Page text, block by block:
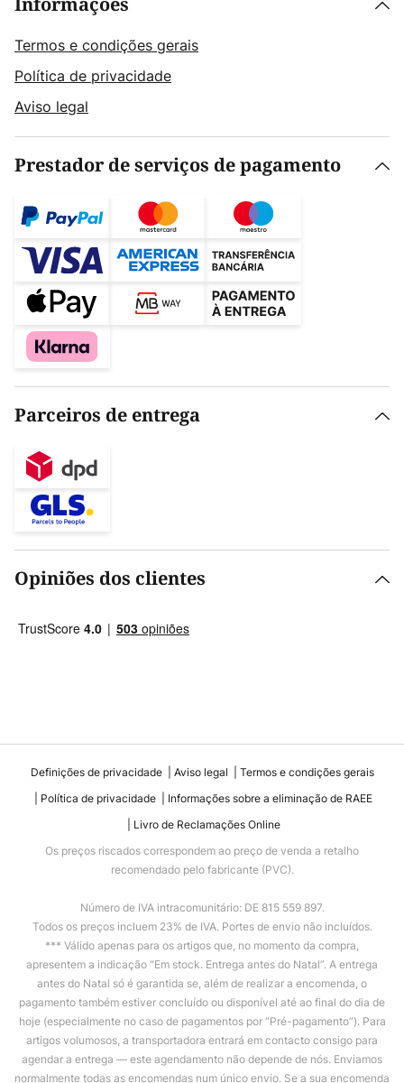
Termos e condições gerais
Política de privacidade
Aviso legal
Prestador de serviços de pagamento
Parceiros de entrega
Opiniões dos clientes
Definições de privacidade Aviso legal
Termos e condições gerais
Política de privacidade
Informações sobre a eliminação de RAEE
Livro de Reclamações Online
Os preços riscados correspondem ao preço de venda a retalho
recomendado pelo fabricante (PVC).
Número de IVA intracomunitário: DE 815 559 897.
Todos os preços incluem 23% de IVA. Portes de envio não incluídos.
*** Válido apenas para os artigos que, no momento da compra,
apresentem a indicação “Em stock. Entrega antes do Natal”. A entrega
antes do Natal só é garantida se, além de realizar a encomenda, o
pagamento também estiver concluído ou disponível até ao final do dia de
hoje (especialmente no caso de pagamentos por “Pré-pagamento”). Para
artigos volumosos, a transportadora entrará em contacto consigo para
agendar a entrega — este agendamento não depende de nós. Enviamos
normalmente todas as encomendas num único envio. Se a sua encomenda